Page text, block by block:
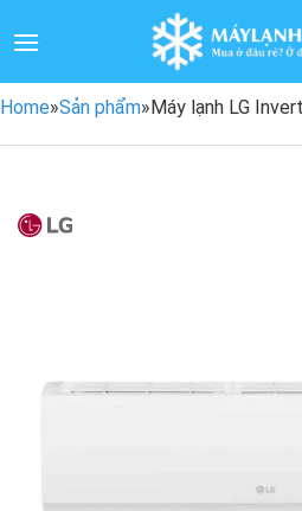
qua
dung
Home»Sản phẩm»Máy lạnh LG